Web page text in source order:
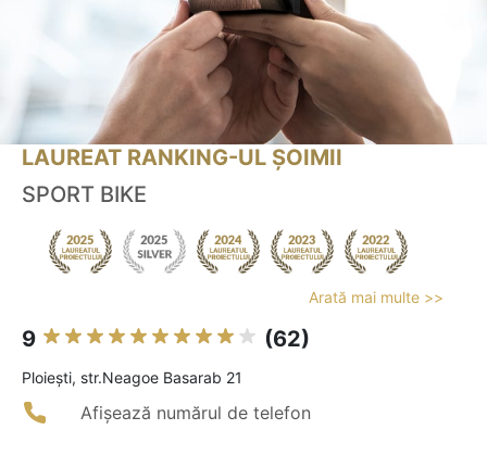
LAUREAT RANKING-UL ȘOIMII
SPORT BIKE
Arată mai multe >>
9 (62)
Ploieşti, str.Neagoe Basarab 21
Afișează numărul de telefon